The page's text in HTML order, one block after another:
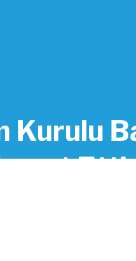
Kurulu
Etti